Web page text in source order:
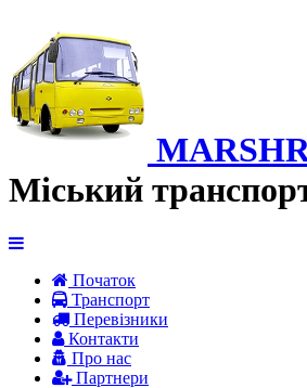
Міський
Початок
Транспорт
Перевiзники
Контакти
Про нас
Партнери